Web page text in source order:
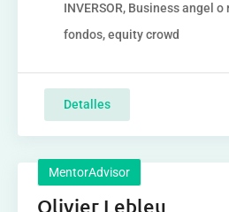
INVERSOR, Business angel
fondos, equity crowd
Detalles
MentorAdvisor
Olivier Lebleu